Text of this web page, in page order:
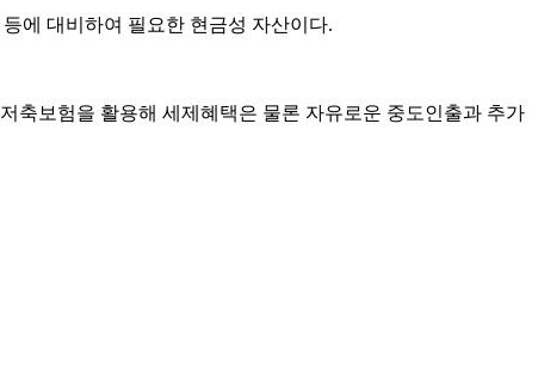
에 대비하여 필요한 현금성 자산이다.
축보험을 활용해 세제혜택은 물론 자유로운 중도인출과 추가